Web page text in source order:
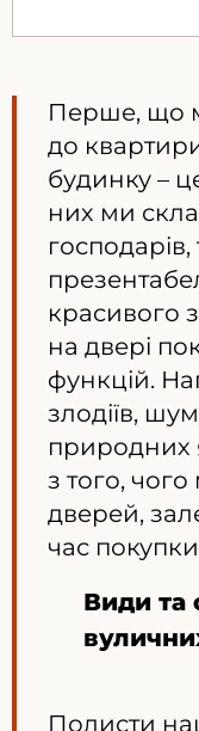
Перше, що
до
будинку –
них ми
красивого
на двері
функцій.
злодіїв,
природних
з того, чого
дверей,
час
Види та
Полисти